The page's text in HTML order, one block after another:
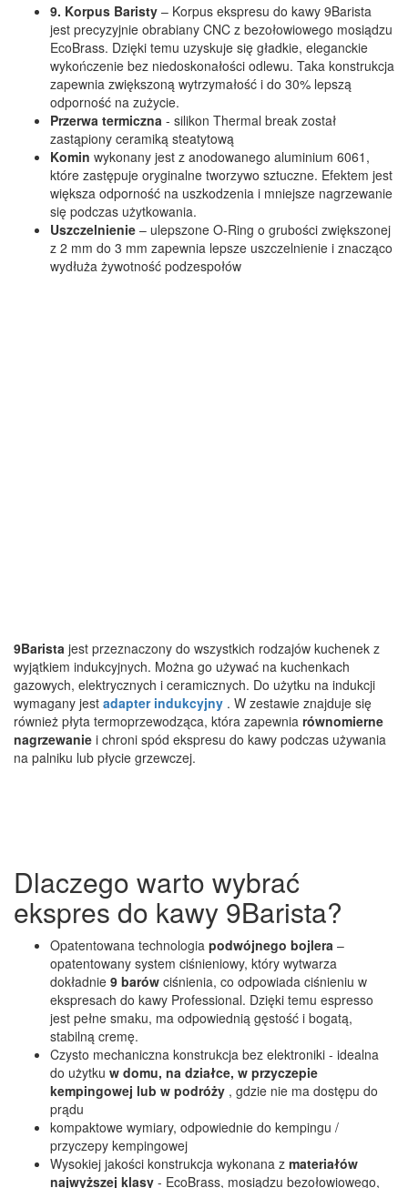
9. Korpus Baristy – Korpus ekspresu do kawy 9Barista
jest precyzyjnie obrabiany CNC z bezołowiowego mosiądzu
EcoBrass. Dzięki temu uzyskuje się gładkie, eleganckie
wykończenie bez niedoskonałości odlewu. Taka konstrukcja
zapewnia zwiększoną wytrzymałość i do 30% lepszą
odporność na zużycie.
Przerwa termiczna - silikon Thermal break został
zastąpiony ceramiką steatytową
Komin wykonany jest z anodowanego aluminium 6061,
które zastępuje oryginalne tworzywo sztuczne. Efektem jest
większa odporność na uszkodzenia i mniejsze nagrzewanie
się podczas użytkowania.
Uszczelnienie – ulepszone O-Ring o grubości zwiększonej
z 2 mm do 3 mm zapewnia lepsze uszczelnienie i znacząco
wydłuża żywotność podzespołów
9Barista jest przeznaczony do wszystkich rodzajów kuchenek z
wyjątkiem indukcyjnych. Można go używać na kuchenkach
gazowych, elektrycznych i ceramicznych. Do użytku na indukcji
wymagany jest adapter indukcyjny . W zestawie znajduje się
również płyta termoprzewodząca, która zapewnia równomierne
nagrzewanie i chroni spód ekspresu do kawy podczas używania
na palniku lub płycie grzewczej.
Dlaczego warto wybrać
ekspres do kawy 9Barista?
Opatentowana technologia podwójnego bojlera –
opatentowany system ciśnieniowy, który wytwarza
dokładnie 9 barów ciśnienia, co odpowiada ciśnieniu w
ekspresach do kawy Professional. Dzięki temu espresso
jest pełne smaku, ma odpowiednią gęstość i bogatą,
stabilną cremę.
Czysto mechaniczna konstrukcja bez elektroniki - idealna
do użytku w domu, na działce, w przyczepie
kempingowej lub w podróży , gdzie nie ma dostępu do
prądu
kompaktowe wymiary, odpowiednie do kempingu /
przyczepy kempingowej
Wysokiej jakości konstrukcja wykonana z materiałów
najwyższej klasy - EcoBrass, mosiądzu bezołowiowego,